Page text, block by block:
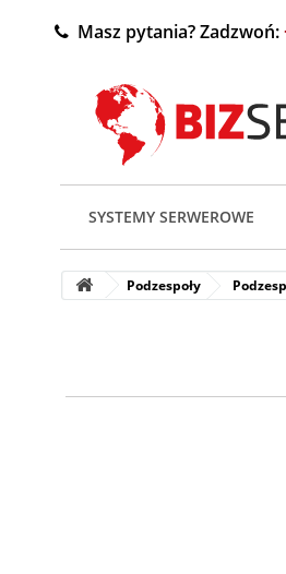
Masz pytania? Zadzwoń:
SYSTEMY SERWEROWE
Podzespoły